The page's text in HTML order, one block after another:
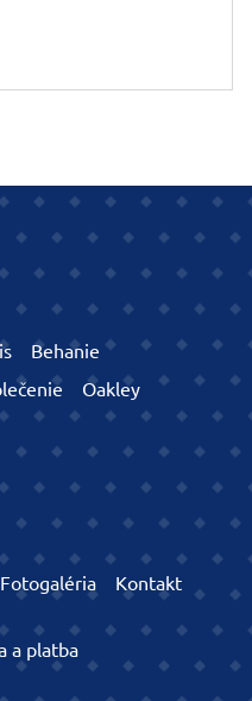
Behanie
Oakley
Fotogaléria Kontakt
a platba